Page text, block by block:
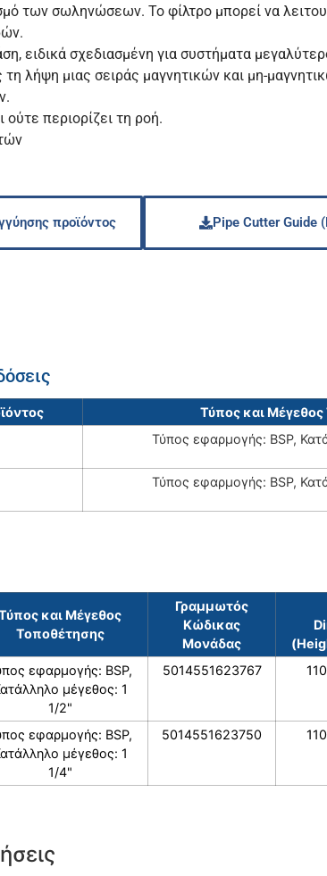
των σωληνώσεων. Το φίλτρο μπορεί να
ειδικά σχεδιασμένη για συστήματα
τη λήψη μιας σειράς μαγνητικών και μη-
ούτε περιορίζει τη ροή.
προϊόντος Pipe Cutter Guide
Τύπος και
Τύπος εφαρμογής: BSP,
Τύπος εφαρμογής: BSP,
και Μέγεθος
Τοποθέτησης
Γραμμωτός
Κώδικας
Μονάδας
εφαρμογής: BSP,
μέγεθος: 1
1/2"
5014551623767
εφαρμογής: BSP,
μέγεθος: 1
1/4"
5014551623750